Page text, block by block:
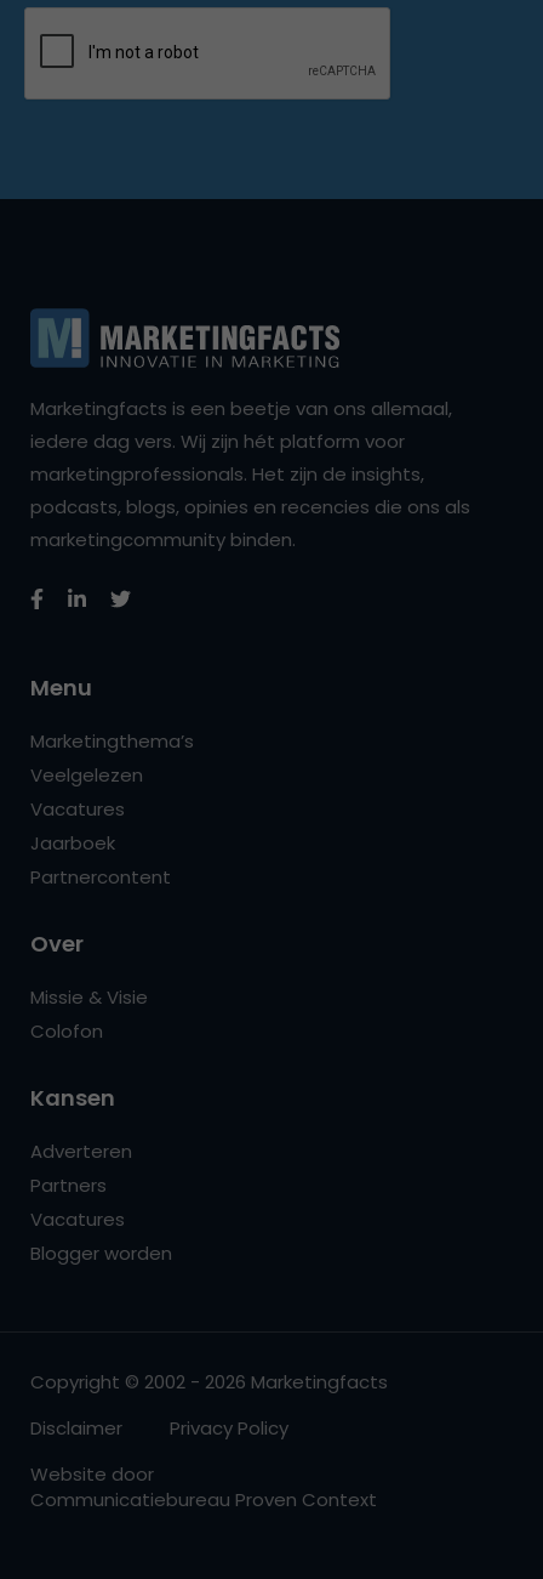
Marketingfacts is een beetje van ons allemaal,
iedere dag vers. Wij zijn hét platform voor
marketingprofessionals. Het zijn de insights,
podcasts, blogs, opinies en recencies die ons als
marketingcommunity binden.
Menu
Marketingthema’s
Veelgelezen
Vacatures
Jaarboek
Partnercontent
Over
Missie & Visie
Colofon
Kansen
Adverteren
Partners
Vacatures
Blogger worden
Copyright © 2002 - 2026 Marketingfacts
Disclaimer
Privacy Policy
Website door
Communicatiebureau Proven Context